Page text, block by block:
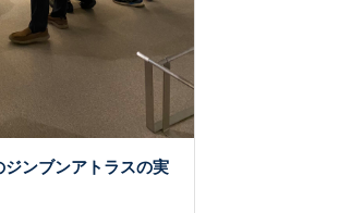
ンブンアトラスの実